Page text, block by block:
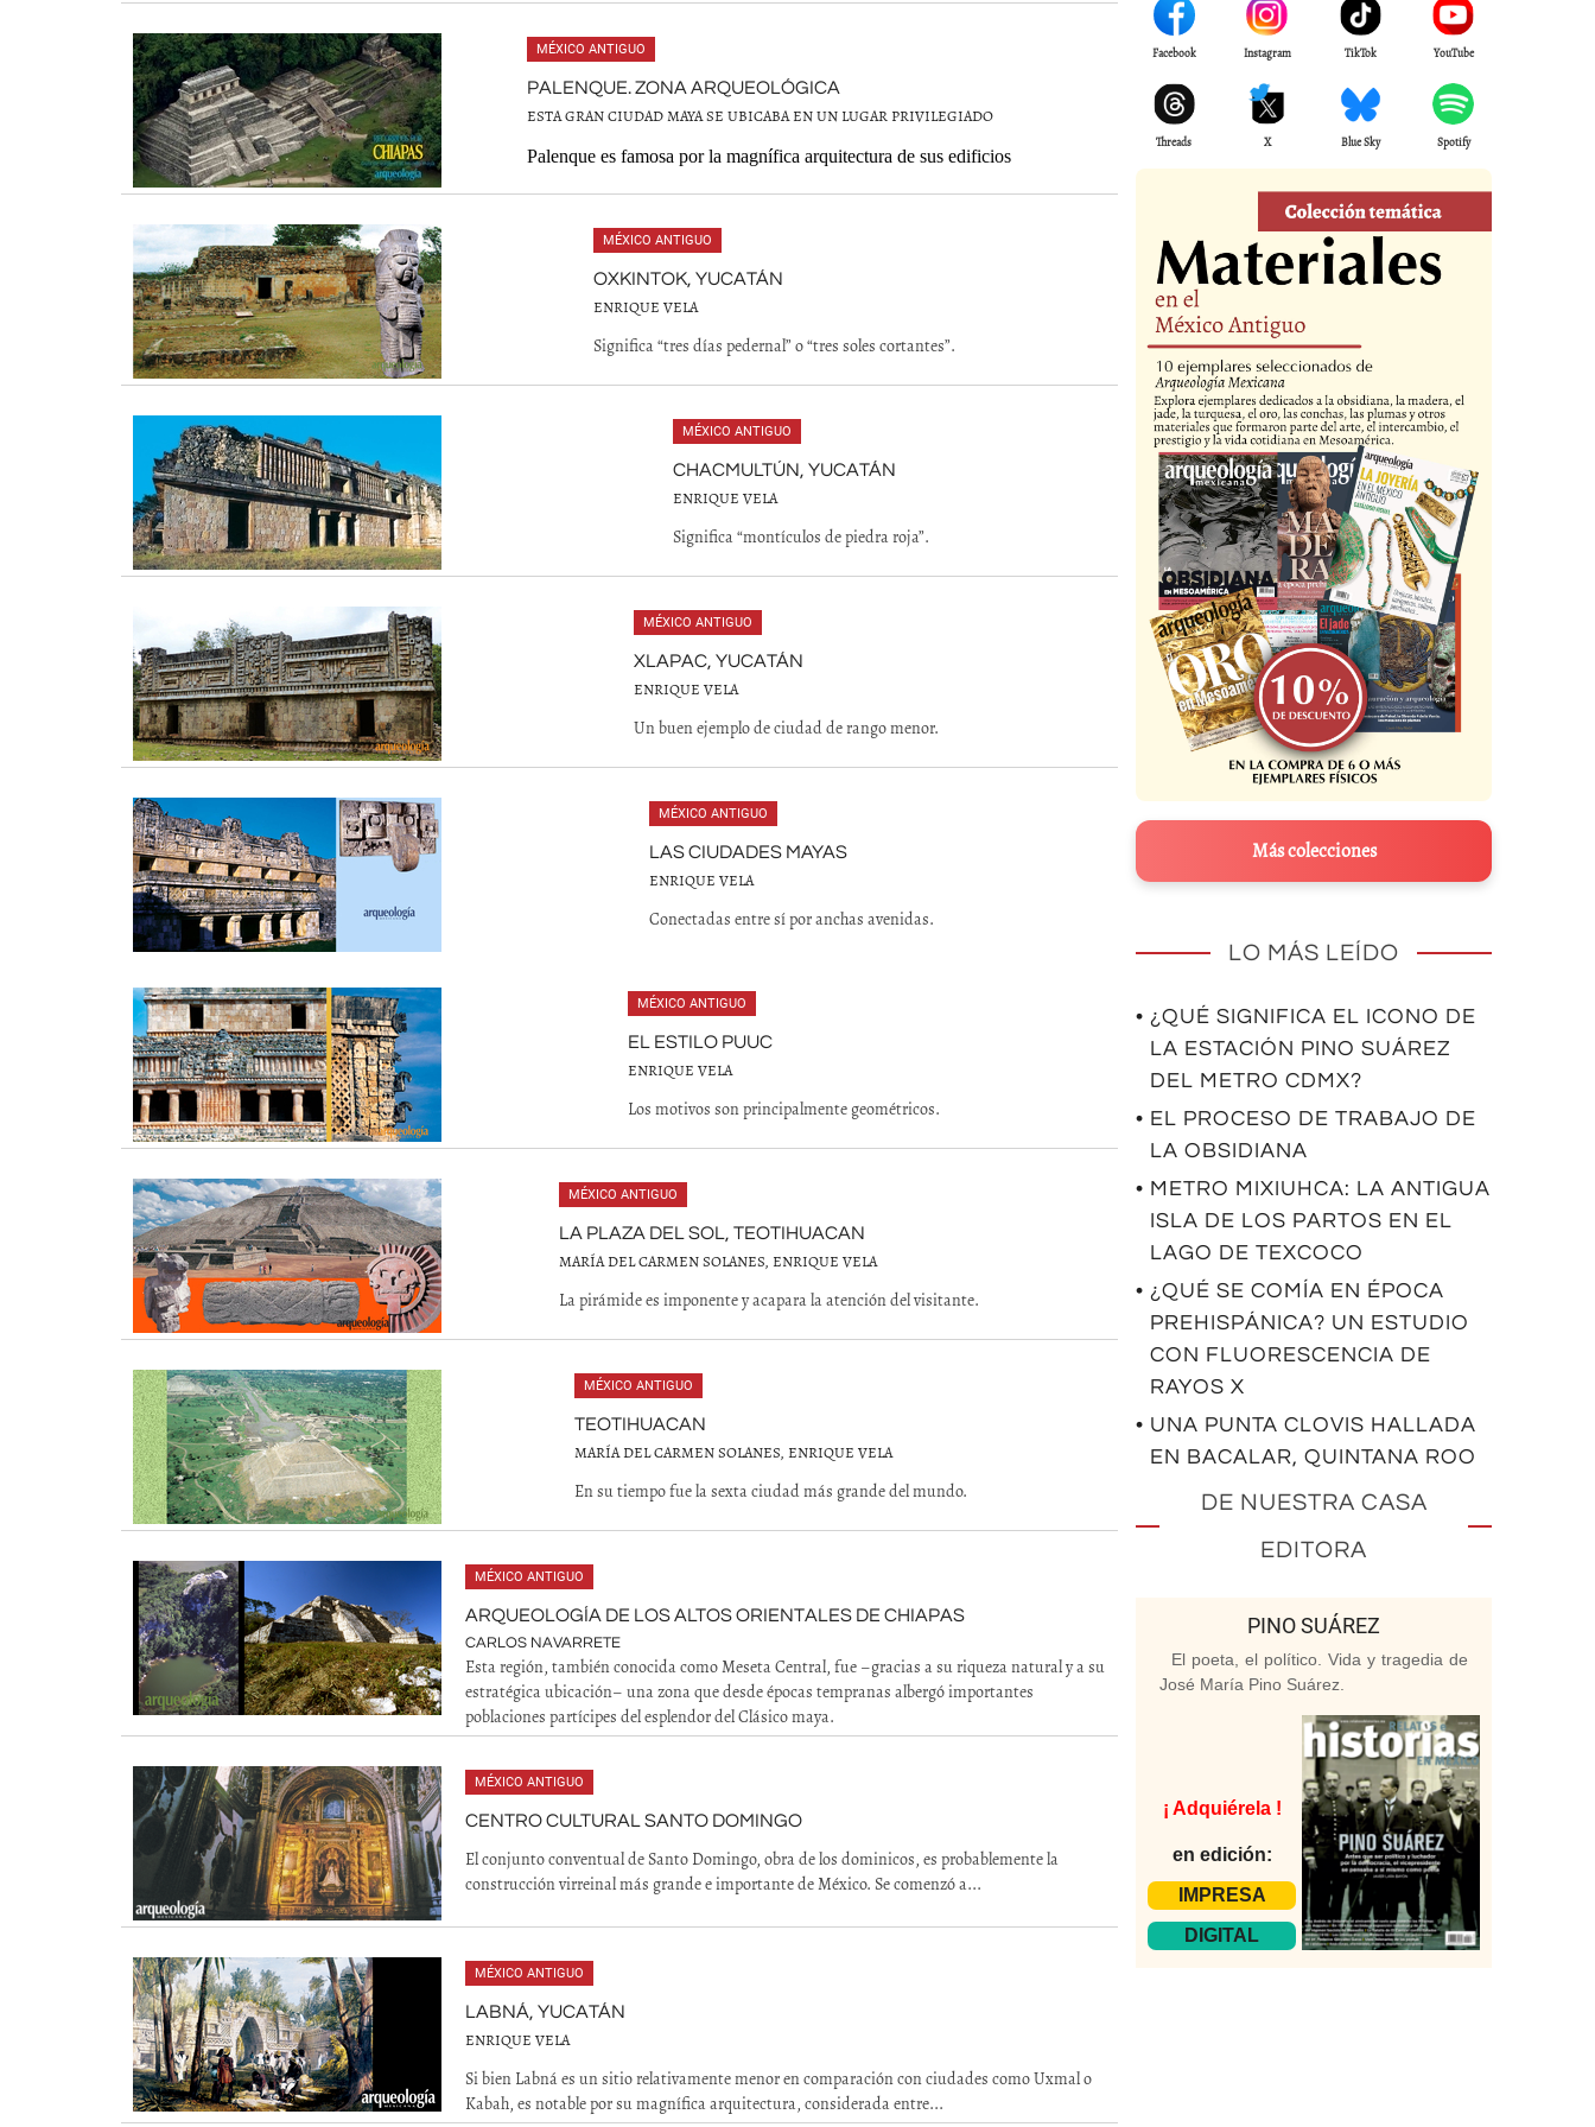
MÉXICO ANTIGUO
PALENQUE. ZONA ARQUEOLÓGICA
ESTA GRAN CIUDAD MAYA SE UBICABA EN UN LUGAR PRIVILEGIADO
Palenque es famosa por la magnífica arquitectura de sus edificios
MÉXICO ANTIGUO
OXKINTOK, YUCATÁN
ENRIQUE VELA
Significa “tres días pedernal” o “tres soles cortantes”.
MÉXICO ANTIGUO
CHACMULTÚN, YUCATÁN
ENRIQUE VELA
Significa “montículos de piedra roja”.
MÉXICO ANTIGUO
XLAPAC, YUCATÁN
ENRIQUE VELA
Un buen ejemplo de ciudad de rango menor.
MÉXICO ANTIGUO
LAS CIUDADES MAYAS
ENRIQUE VELA
Conectadas entre sí por anchas avenidas.
MÉXICO ANTIGUO
EL ESTILO PUUC
ENRIQUE VELA
Los motivos son principalmente geométricos.
MÉXICO ANTIGUO
LA PLAZA DEL SOL, TEOTIHUACAN
MARÍA DEL CARMEN SOLANES, ENRIQUE VELA
La pirámide es imponente y acapara la atención del visitante.
MÉXICO ANTIGUO
TEOTIHUACAN
MARÍA DEL CARMEN SOLANES, ENRIQUE VELA
En su tiempo fue la sexta ciudad más grande del mundo.
MÉXICO ANTIGUO
ARQUEOLOGÍA DE LOS ALTOS ORIENTALES DE CHIAPAS
CARLOS NAVARRETE
Esta región, también conocida como Meseta Central, fue –gracias a su riqueza natural y a su
estratégica ubicación– una zona que desde épocas tempranas albergó importantes
poblaciones partícipes del esplendor del Clásico maya.
MÉXICO ANTIGUO
CENTRO CULTURAL SANTO DOMINGO
El conjunto conventual de Santo Domingo, obra de los dominicos, es probablemente la
construcción virreinal más grande e importante de México. Se comenzó a...
MÉXICO ANTIGUO
LABNÁ, YUCATÁN
ENRIQUE VELA
Si bien Labná es un sitio relativamente menor en comparación con ciudades como Uxmal o
Kabah, es notable por su magnífica arquitectura, considerada entre...
Facebook Instagram TikTok YouTube
Threads X Blue Sky Spotify
Más colecciones
LO MÁS LEÍDO
• ¿QUÉ SIGNIFICA EL ICONO DE
LA ESTACIÓN PINO SUÁREZ
DEL METRO CDMX?
• EL PROCESO DE TRABAJO DE
LA OBSIDIANA
• METRO MIXIUHCA: LA ANTIGUA
ISLA DE LOS PARTOS EN EL
LAGO DE TEXCOCO
• ¿QUÉ SE COMÍA EN ÉPOCA
PREHISPÁNICA? UN ESTUDIO
CON FLUORESCENCIA DE
RAYOS X
• UNA PUNTA CLOVIS HALLADA
EN BACALAR, QUINTANA ROO
DE NUESTRA CASA
EDITORA
PINO SUÁREZ
El poeta, el político. Vida y tragedia de
José María Pino Suárez.
¡ Adquiérela !
en edición:
IMPRESA
DIGITAL